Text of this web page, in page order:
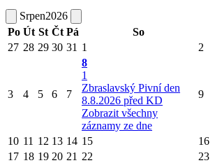
Srpen2026
Po Út St Čt Pá So
27 28 29 30 31 1 2
3 4 5 6 7
8
1
Zbraslavský Pivní den
8.8.2026 před KD
Zobrazit všechny
záznamy ze dne
9
10 11 12 13 14 15
16
17 18 19 20 21 22 23